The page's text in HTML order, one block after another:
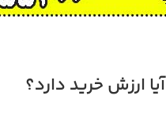
ارزش خرید دارد؟